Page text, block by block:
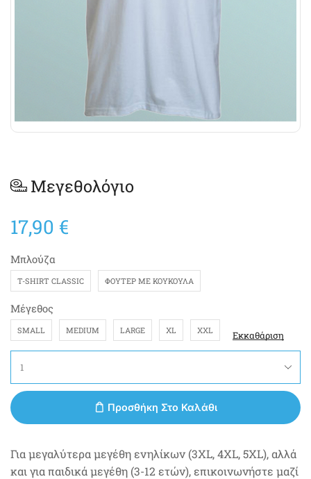
Μεγεθολόγιο
17,90 €
Μπλούζα
T-SHIRT CLASSIC ΦΟΎΤΕΡ ΜΕ ΚΟΥΚΟΎΛΑ
Μέγεθος
SMALL MEDIUM LARGE XL XXL Εκκαθάριση
Προσθήκη Στο Καλάθι
Για μεγαλύτερα μεγέθη ενηλίκων (3XL, 4XL, 5XL), αλλά
και για παιδικά μεγέθη (3-12 ετών), επικοινωνήστε μαζί